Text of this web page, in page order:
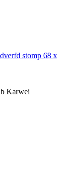
stomp 68 x
Karwei